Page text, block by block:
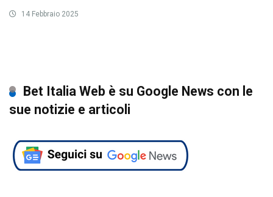
14 Febbraio 2025
Bet Italia Web è su Google News con le
sue notizie e articoli